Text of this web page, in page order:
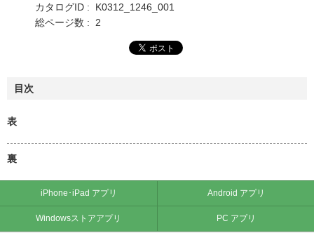
カタログID : K0312_1246_001
総ページ数 : 2
目次
表
裏
iPhone･iPad アプリ Android アプリ
Windowsストアアプリ PC アプリ